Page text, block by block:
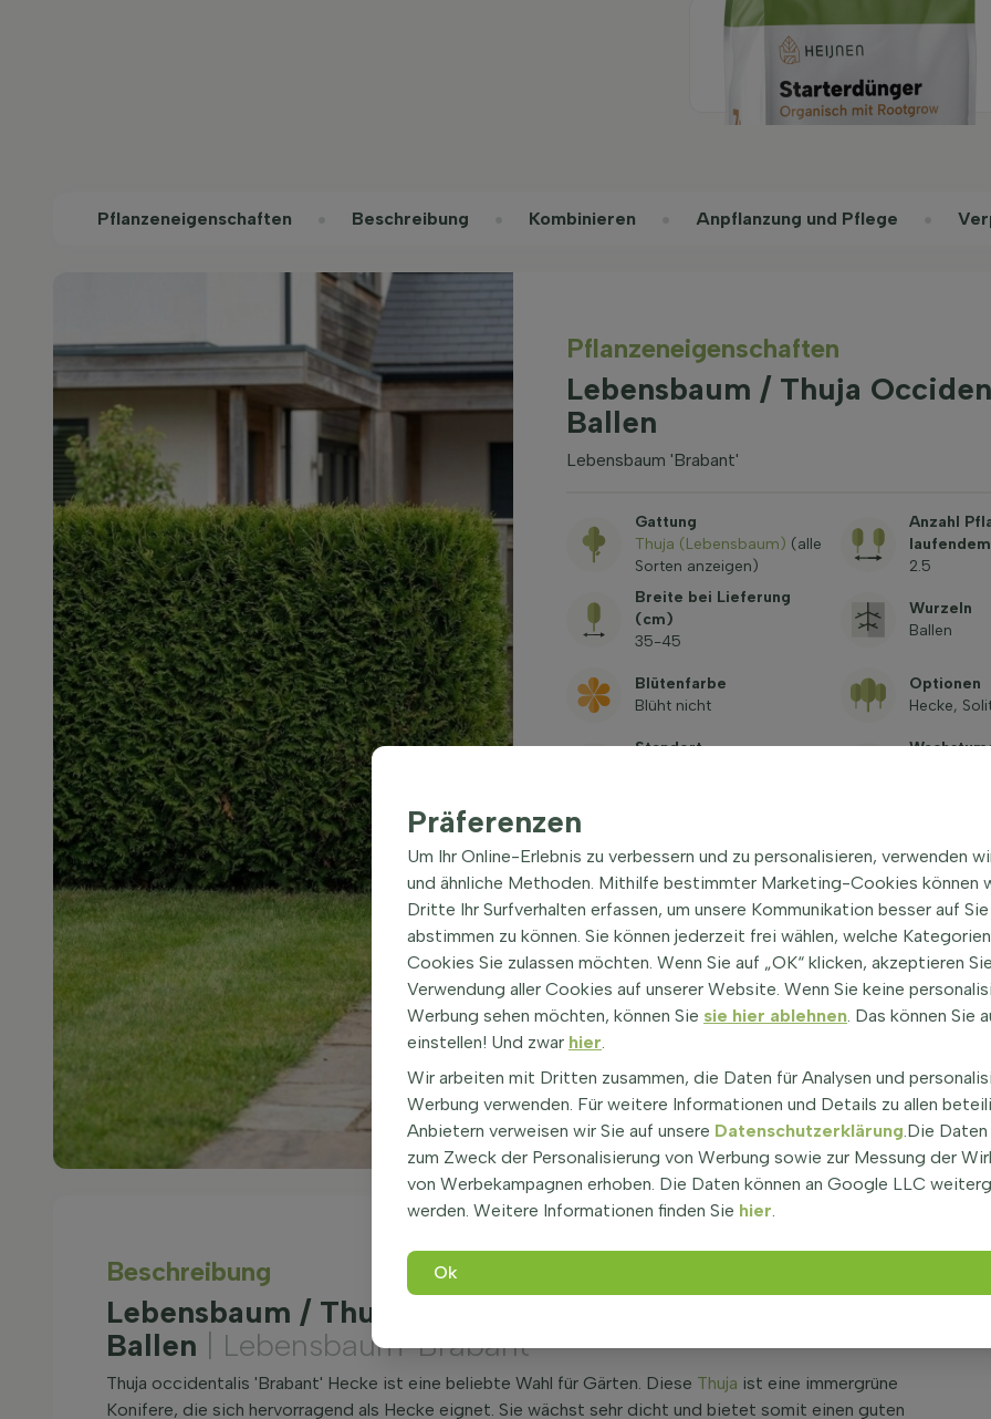
Organischer
Starterdünger mit
Rootgrow 7 kg
Pflanzeneigenschaften Beschreibung Kombinieren Anpflanzung und Pflege
Pflanzeneigenschaften
Lebensbaum / Thuja
Ballen
Lebensbaum 'Brabant'
Gattung
Thuja (Lebensbaum) (alle
Sorten anzeigen)
Anzahl
2.5
Breite bei Lieferung
(cm)
35-45
Wurzeln
Ballen
Blütenfarbe
Blüht nicht
Optionen
Hecke,
Standort
Schnell blickdicht
Wurzeln)
120-140
Ballen durchmesser (cm)
25-30
Thuja
'Brabant'
Trivialname
Lebensbaum 'Brabant'
Thuja
Siehe häufig gestellte
Fragen
Beschreibung
Lebensbaum / Thuja Occidentalis Brabant 120-140 cm -
Ballen
| Lebensbaum 'Brabant'
Thuja occidentalis 'Brabant' Hecke ist eine beliebte Wahl für Gärten. Diese Thuja ist eine immergrüne
Konifere, die sich hervorragend als Hecke eignet. Sie wächst sehr dicht und bietet somit einen guten
Präferenzen
Um Ihr Online-Erlebnis zu verbessern und zu personalisieren, verwenden
und ähnliche Methoden. Mithilfe bestimmter Marketing-Cookies können
Dritte Ihr Surfverhalten erfassen, um unsere Kommunikation besser auf Sie
abstimmen zu können. Sie können jederzeit frei wählen, welche
Cookies Sie zulassen möchten. Wenn Sie auf „OK“ klicken, akzeptieren
Verwendung aller Cookies auf unserer Website. Wenn Sie keine
Werbung sehen möchten, können Sie sie hier ablehnen. Das können Sie
einstellen! Und zwar hier.
Wir arbeiten mit Dritten zusammen, die Daten für Analysen und
Werbung verwenden. Für weitere Informationen und Details zu allen
Anbietern verweisen wir Sie auf unsere Datenschutzerklärung.Die
zum Zweck der Personalisierung von Werbung sowie zur Messung der
von Werbekampagnen erhoben. Die Daten können an Google LLC
werden. Weitere Informationen finden Sie hier.
Ok